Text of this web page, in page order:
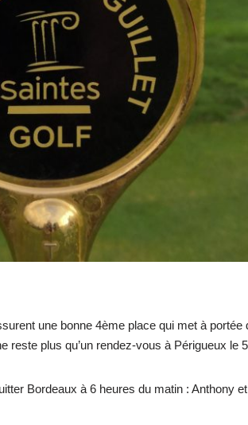
une bonne 4ème place qui met à portée
reste plus qu’un rendez-vous à Périgueux le
Bordeaux à 6 heures du matin : Anthony